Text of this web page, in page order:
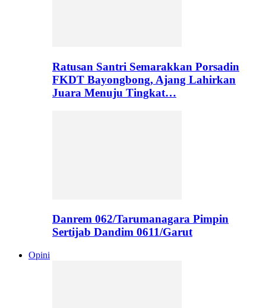
Ratusan Santri Semarakkan Porsadin
FKDT Bayongbong, Ajang Lahirkan
Juara Menuju Tingkat…
Danrem 062/Tarumanagara Pimpin
Sertijab Dandim 0611/Garut
Opini